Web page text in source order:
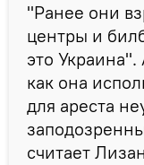
"Ранее они
центры и
это
как она
для ареста
считает